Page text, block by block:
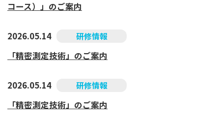
コース）」のご案内
2026.05.14 研修情報
「精密測定技術」のご案内
2026.05.14 研修情報
「精密測定技術」のご案内